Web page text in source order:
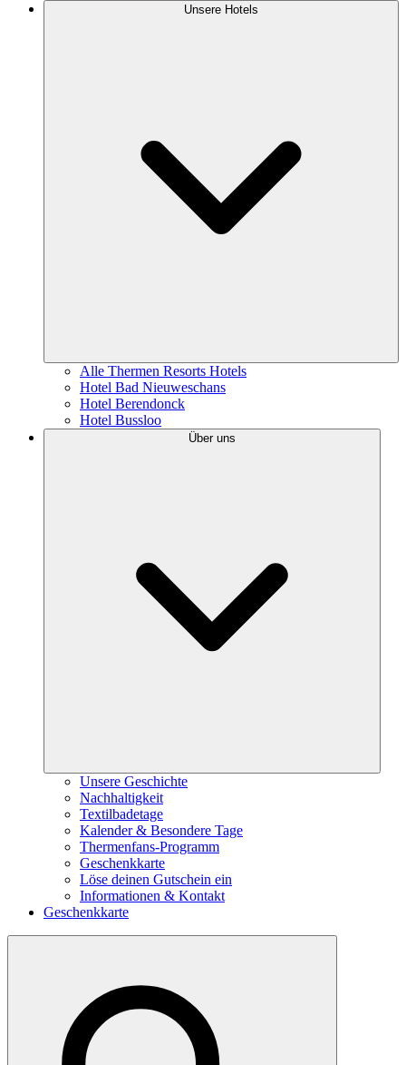
Unsere Hotels
Alle Thermen Resorts Hotels
Hotel Bad Nieuweschans
Hotel Berendonck
Hotel Bussloo
Über uns
Unsere Geschichte
Nachhaltigkeit
Textilbadetage
Kalender & Besondere Tage
Thermenfans-Programm
Geschenkkarte
Löse deinen Gutschein ein
Informationen & Kontakt
Geschenkkarte